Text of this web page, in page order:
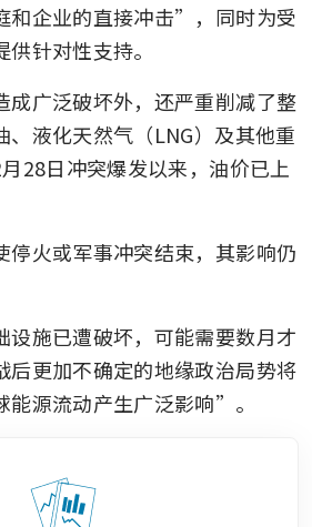
和企业的直接冲击”，同时为受
针对性支持。
成广泛破坏外，还严重削减了整
、液化天然气（LNG）及其他重
28日冲突爆发以来，油价已上
停火或军事冲突结束，其影响仍
设施已遭破坏，可能需要数月才
后更加不确定的地缘政治局势将
源流动产生广泛影响”。